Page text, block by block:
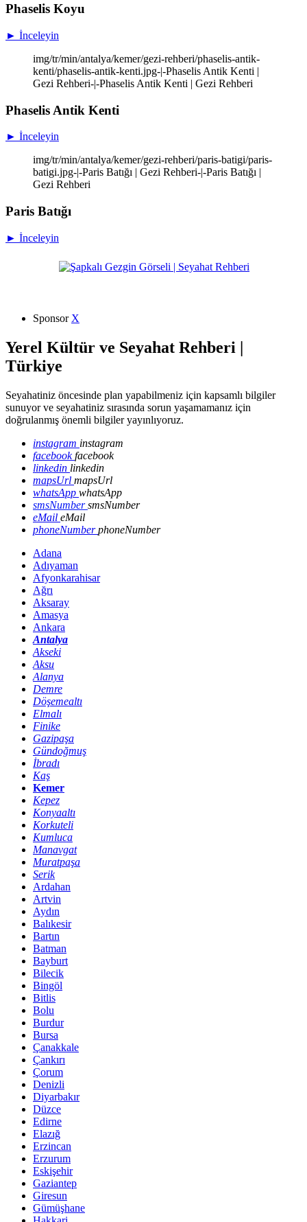
Phaselis Koyu
► İnceleyin
img/tr/min/antalya/kemer/gezi-rehberi/phaselis-antik-
kenti/phaselis-antik-kenti.jpg-|-Phaselis Antik Kenti |
Gezi Rehberi-|-Phaselis Antik Kenti | Gezi Rehberi
Phaselis Antik Kenti
► İnceleyin
img/tr/min/antalya/kemer/gezi-rehberi/paris-batigi/paris-
batigi.jpg-|-Paris Batığı | Gezi Rehberi-|-Paris Batığı |
Gezi Rehberi
Paris Batığı
► İnceleyin
Sponsor X
Yerel Kültür ve Seyahat Rehberi |
Türkiye
Seyahatiniz öncesinde plan yapabilmeniz için kapsamlı bilgiler
sunuyor ve seyahatiniz sırasında sorun yaşamamanız için
doğrulanmış önemli bilgiler yayınlıyoruz.
instagram instagram
facebookfacebook
linkedin linkedin
mapsUrl mapsUrl
whatsApp whatsApp
smsNumbersmsNumber
eMail eMail
phoneNumberphoneNumber
Adana
Adıyaman
Afyonkarahisar
Ağrı
Aksaray
Amasya
Ankara
Antalya
Akseki
Aksu
Alanya
Demre
Döşemealtı
Elmalı
Finike
Gazipaşa
Gündoğmuş
İbradı
Kaş
Kemer
Kepez
Konyaaltı
Korkuteli
Kumluca
Manavgat
Muratpaşa
Serik
Ardahan
Artvin
Aydın
Balıkesir
Bartın
Batman
Bayburt
Bilecik
Bingöl
Bitlis
Bolu
Burdur
Bursa
Çanakkale
Çankırı
Çorum
Denizli
Diyarbakır
Düzce
Edirne
Elazığ
Erzincan
Erzurum
Eskişehir
Gaziantep
Giresun
Gümüşhane